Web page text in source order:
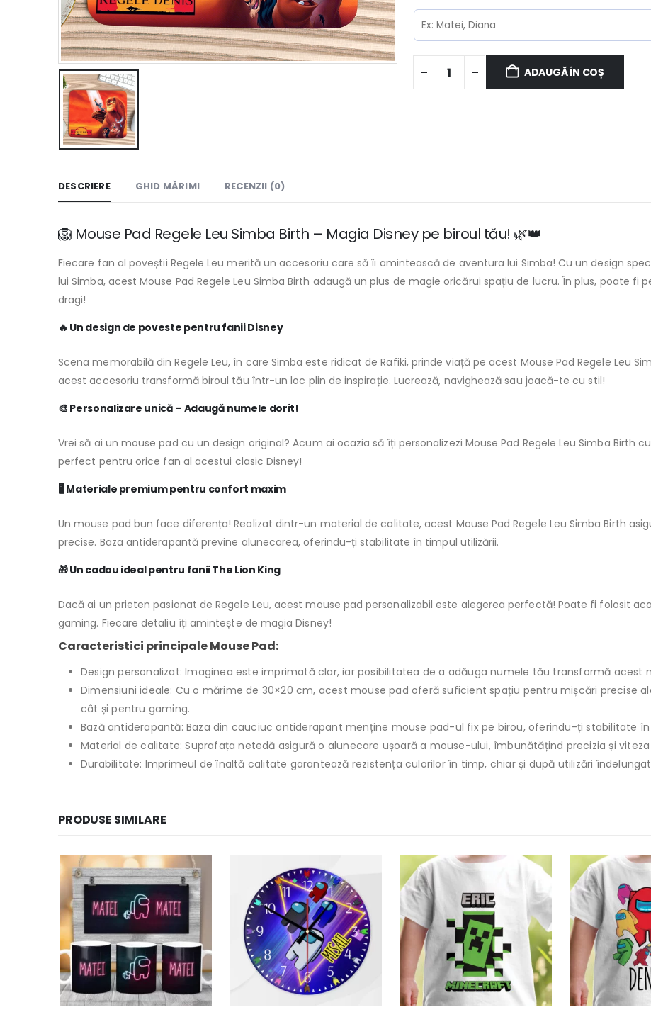
ADAUGĂ ÎN COȘ
DESCRIERE GHID MĂRIMI RECENZII (0)
🦁 Mouse Pad Regele Leu Simba Birth – Magia Disney pe biroul tău! 🌿👑
Fiecare fan al poveștii Regele Leu merită un accesoriu care să îi amintească de aventura lui Simba! Cu un design
lui Simba, acest Mouse Pad Regele Leu Simba Birth adaugă un plus de magie oricărui spațiu de lucru. În plus, poate fi
dragi!
🔥 Un design de poveste pentru fanii Disney
Scena memorabilă din Regele Leu, în care Simba este ridicat de Rafiki, prinde viață pe acest Mouse Pad Regele Leu
acest accesoriu transformă biroul tău într-un loc plin de inspirație. Lucrează, navighează sau joacă-te cu stil!
🎨 Personalizare unică – Adaugă numele dorit!
Vrei să ai un mouse pad cu un design original? Acum ai ocazia să îți personalizezi Mouse Pad Regele Leu Simba Birth
perfect pentru orice fan al acestui clasic Disney!
🖥 Materiale premium pentru confort maxim
Un mouse pad bun face diferența! Realizat dintr-un material de calitate, acest Mouse Pad Regele Leu Simba Birth
precise. Baza antiderapantă previne alunecarea, oferindu-ți stabilitate în timpul utilizării.
🎁 Un cadou ideal pentru fanii The Lion King
Dacă ai un prieten pasionat de Regele Leu, acest mouse pad personalizabil este alegerea perfectă! Poate fi folosit
gaming. Fiecare detaliu îți amintește de magia Disney!
Caracteristici principale Mouse Pad:
Design personalizat: Imaginea este imprimată clar, iar posibilitatea de a adăuga numele tău transformă acest
Dimensiuni ideale: Cu o mărime de 30×20 cm, acest mouse pad oferă suficient spațiu pentru mișcări precise
cât și pentru gaming.
Bază antiderapantă: Baza din cauciuc antiderapant menține mouse pad-ul fix pe birou, oferindu-ți stabilitate în
Material de calitate: Suprafața netedă asigură o alunecare ușoară a mouse-ului, îmbunătățind precizia și
Durabilitate: Imprimeul de înaltă calitate garantează rezistența culorilor în timp, chiar și după utilizări
PRODUSE SIMILARE